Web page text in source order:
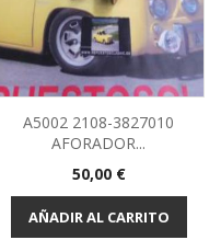
A5002 2108-3827010
AFORADOR...
Precio
50,00 €
AÑADIR AL CARRITO